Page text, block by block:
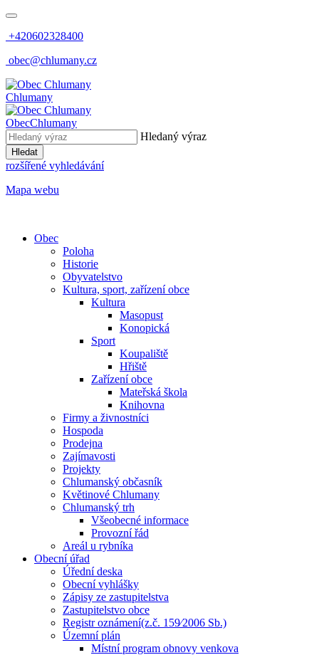
+420602328400
obec@chlumany.cz
Chlumany
ObecChlumany
Hledaný výraz
Hledat
rozšířené vyhledávání
Mapa webu
Obec
Poloha
Historie
Obyvatelstvo
Kultura, sport, zařízení obce
Kultura
Masopust
Konopická
Sport
Koupaliště
Hřiště
Zařízení obce
Mateřská škola
Knihovna
Firmy a živnostníci
Hospoda
Prodejna
Zajímavosti
Projekty
Chlumanský občasník
Květinové Chlumany
Chlumanský trh
Všeobecné informace
Provozní řád
Areál u rybníka
Obecní úřad
Úřední deska
Obecní vyhlášky
Zápisy ze zastupitelstva
Zastupitelstvo obce
Registr oznámení(z.č. 159⁄2006 Sb.)
Územní plán
Místní program obnovy venkova